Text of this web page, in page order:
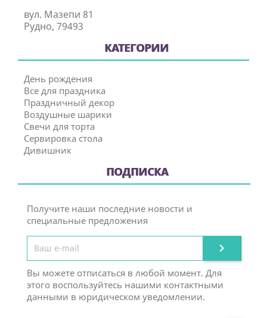
вул. Мазепи 81
Рудно, 79493
КАТЕГОРИИ
День рождения
Все для праздника
Праздничный декор
Воздушные шарики
Свечи для торта
Сервировка стола
Дивишник
ПОДПИСКА
Получите наши последние новости и
специальные предложения

Вы можете отписаться в любой момент. Для
этого воспользуйтесь нашими контактными
данными в юридическом уведомлении.